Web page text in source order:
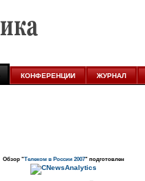
КОНФЕРЕНЦИИ ЖУРНАЛ
Обзор "Телеком в России 2007" подготовлен